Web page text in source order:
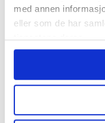
med annen
eller som de har
tjenestene deres.
Tre av
mener
være